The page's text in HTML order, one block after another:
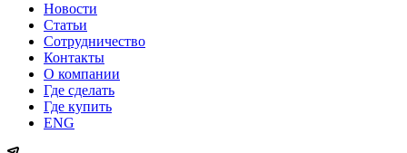
Новости
Статьи
Сотрудничество
Контакты
О компании
Где сделать
Где купить
ENG